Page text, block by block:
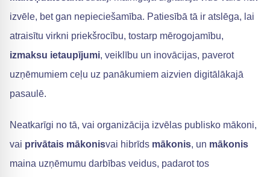
izvēle, bet gan nepieciešamība. Patiesībā tā ir atslēga, lai
atraisītu virkni priekšrocību, tostarp mērogojamību,
izmaksu ietaupījumi, veiklību un inovācijas, paverot
uzņēmumiem ceļu uz panākumiem aizvien digitālākajā
pasaulē.
Neatkarīgi no tā, vai organizācija izvēlas publisko mākoni,
vai privātais mākonisvai hibrīds mākonis, un mākonis
maina uzņēmumu darbības veidus, padarot tos